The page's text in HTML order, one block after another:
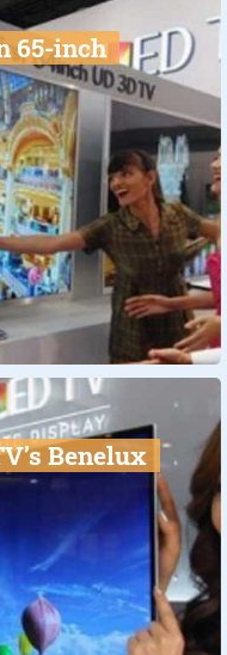
65-inch
Benelux